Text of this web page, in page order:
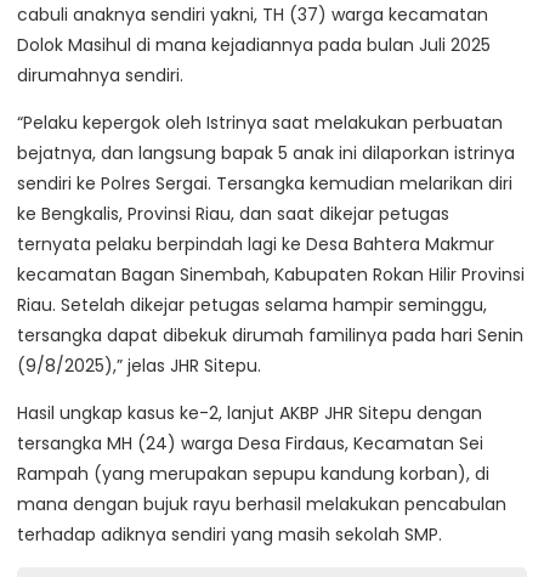
cabuli anaknya sendiri yakni, TH (37) warga kecamatan
Dolok Masihul di mana kejadiannya pada bulan Juli 2025
dirumahnya sendiri.
“Pelaku kepergok oleh Istrinya saat melakukan perbuatan
bejatnya, dan langsung bapak 5 anak ini dilaporkan istrinya
sendiri ke Polres Sergai. Tersangka kemudian melarikan diri
ke Bengkalis, Provinsi Riau, dan saat dikejar petugas
ternyata pelaku berpindah lagi ke Desa Bahtera Makmur
kecamatan Bagan Sinembah, Kabupaten Rokan Hilir Provinsi
Riau. Setelah dikejar petugas selama hampir seminggu,
tersangka dapat dibekuk dirumah familinya pada hari Senin
(9/8/2025),” jelas JHR Sitepu.
Hasil ungkap kasus ke-2, lanjut AKBP JHR Sitepu dengan
tersangka MH (24) warga Desa Firdaus, Kecamatan Sei
Rampah (yang merupakan sepupu kandung korban), di
mana dengan bujuk rayu berhasil melakukan pencabulan
terhadap adiknya sendiri yang masih sekolah SMP.